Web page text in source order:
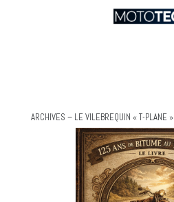
ARCHIVES – LE VILEBREQUIN « T-PLANE »